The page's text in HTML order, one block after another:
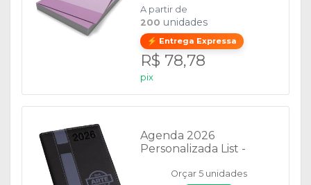
A partir de
200 unidades
⚡ Entrega Expressa
R$ 78,78
pix
Agenda 2026
Personalizada List -
Orçar 5 unidades